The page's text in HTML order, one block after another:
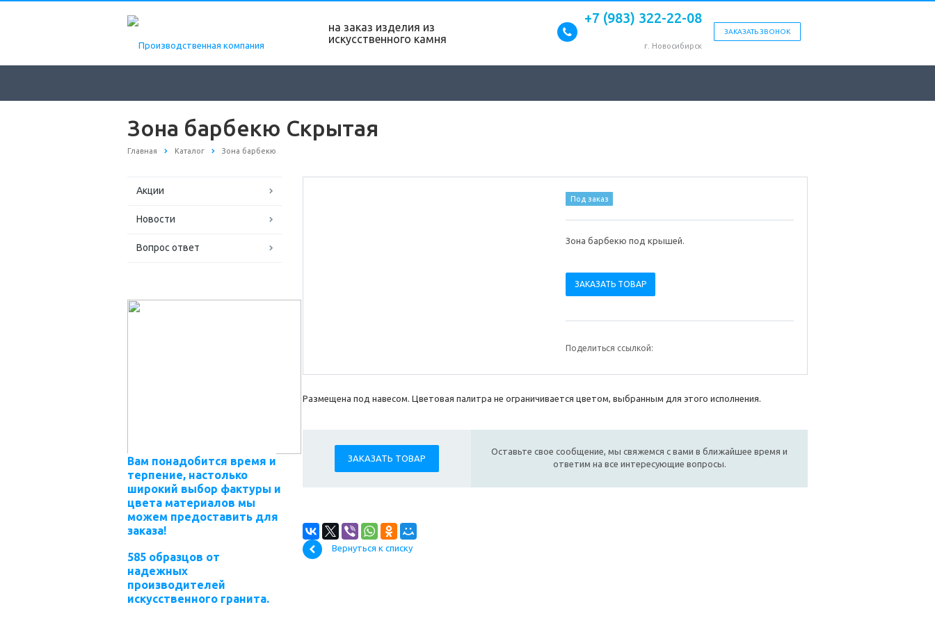
на заказ изделия из
искусственного камня
ЗАКАЗАТЬ ЗВОНОК
+7 (983) 322-22-08
г. Новосибирск
Зона барбекю Скрытая
Главная Каталог Зона барбекю
Акции
Новости
Вопрос ответ
Вам понадобится время и
терпение, настолько
широкий выбор фактуры и
цвета материалов мы
можем предоставить для
заказа!
585 образцов от
надежных
производителей
искусственного гранита.
Под заказ
Зона барбекю под крышей.
ЗАКАЗАТЬ ТОВАР
Поделиться ссылкой:
Размещена под навесом. Цветовая палитра не ограничивается цветом, выбранным для этого исполнения.
ЗАКАЗАТЬ ТОВАР
Оставьте свое сообщение, мы свяжемся с вами в ближайшее время и
ответим на все интересующие вопросы.
Вернуться к списку